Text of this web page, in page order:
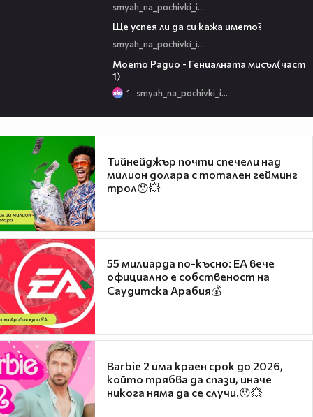
smyah_na_pochivki_igra
Ще успея ли да си кажа името?
smyah_na_pochivki_igra
Моето Радио - Гениалната мисъл(част
1)
1 smyah_na_pochivki_igra
Тийнейджър почти спечели над
милион долара с тотален гейминг
трол😯💥
55 милиарда по-късно: EA вече
официално е собственост на
Саудитска Арабия💰
Barbie 2 има краен срок до 2026,
който трябва да спази, иначе
никога няма да се случи.😯💥